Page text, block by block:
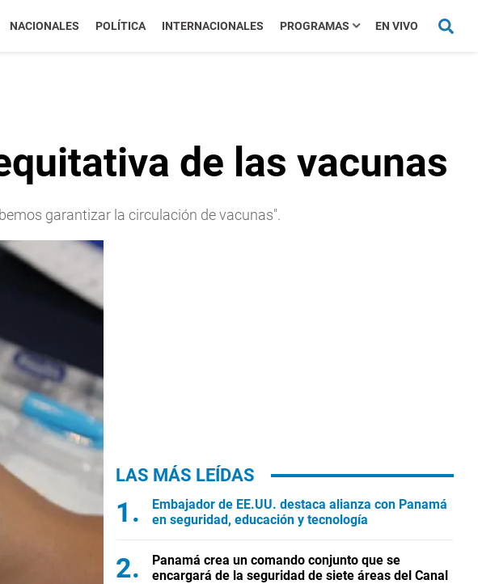
NACIONALES POLÍTICA INTERNACIONALES PROGRAMAS EN VIVO
de las vacunas
garantizar la circulación de vacunas".
LAS MÁS LEÍDAS
Embajador de EE.UU. destaca alianza con Panamá
en seguridad, educación y tecnología
Panamá crea un comando conjunto que se
encargará de la seguridad de siete áreas del Canal